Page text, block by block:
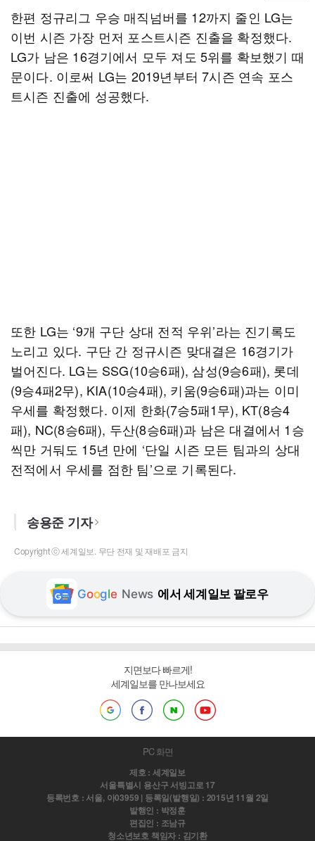
한편 정규리그 우승 매직넘버를 12까지 줄인 LG는
이번 시즌 가장 먼저 포스트시즌 진출을 확정했다.
LG가 남은 16경기에서 모두 져도 5위를 확보했기 때
문이다. 이로써 LG는 2019년부터 7시즌 연속 포스
트시즌 진출에 성공했다.
또한 LG는 ‘9개 구단 상대 전적 우위’라는 진기록도
노리고 있다. 구단 간 정규시즌 맞대결은 16경기가
벌어진다. LG는 SSG(10승6패), 삼성(9승6패), 롯데
(9승4패2무), KIA(10승4패), 키움(9승6패)과는 이미
우세를 확정했다. 이제 한화(7승5패1무), KT(8승4
패), NC(8승6패), 두산(8승6패)과 남은 대결에서 1승
씩만 거둬도 15년 만에 ‘단일 시즌 모든 팀과의 상대
전적에서 우세를 점한 팀’으로 기록된다.
송용준 기자
Copyright ⓒ 세계일보. 무단 전재 및 재배포 금지
Google News 에서 세계일보 팔로우
지면보다 빠르게!
세계일보를 만나보세요
PC 화면
제호 : 세계일보
서울특별시 용산구 서빙고로 17
등록번호 : 서울, 아03959 | 등록일(발행일) : 2015년 11월 2일
발행인 : 박정훈
편집인 : 조남규
청소년보호 책임자 : 김기환